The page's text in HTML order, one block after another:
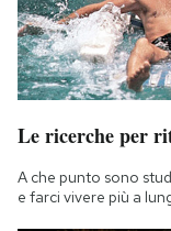
Le ricerche per
A che punto sono
e farci vivere più a